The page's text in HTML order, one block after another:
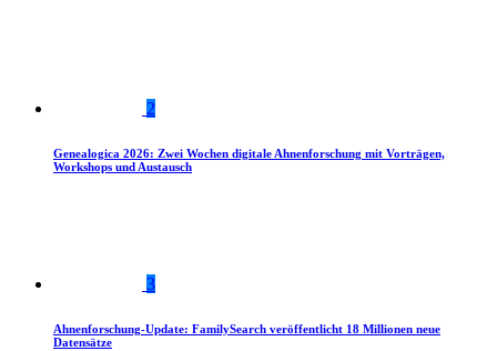
2
Genealogica 2026: Zwei Wochen digitale Ahnenforschung mit Vorträgen,
Workshops und Austausch
3
Ahnenforschung-Update: FamilySearch veröffentlicht 18 Millionen neue
Datensätze